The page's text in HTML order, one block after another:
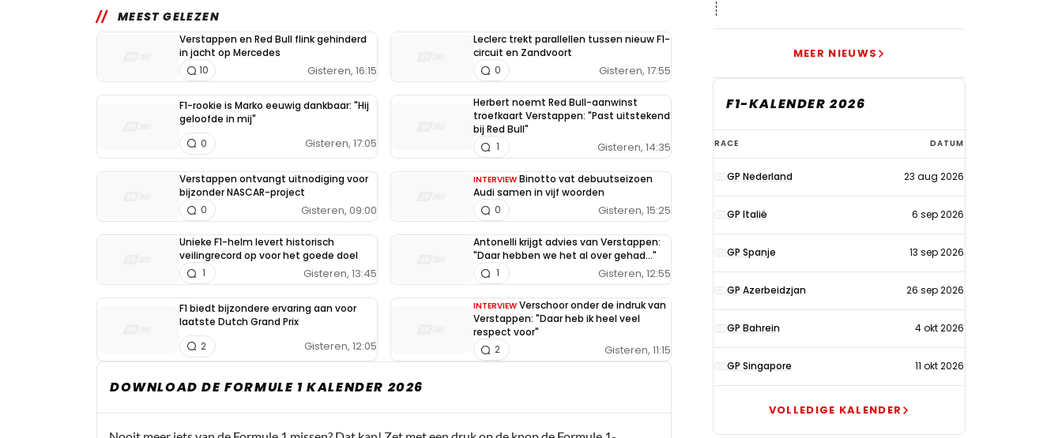
MEEST GELEZEN
Verstappen en Red Bull flink gehinderd
in jacht op Mercedes
Gisteren, 16:15
10
Leclerc trekt parallellen tussen nieuw F1-
circuit en Zandvoort
Gisteren, 17:55
0
F1-rookie is Marko eeuwig dankbaar: "Hij
geloofde in mij"
Gisteren, 17:05
0
Herbert noemt Red Bull-aanwinst
troefkaart Verstappen: "Past uitstekend
bij Red Bull"
Gisteren, 14:35
1
Verstappen ontvangt uitnodiging voor
bijzonder NASCAR-project
Gisteren, 09:00
0
INTERVIEW Binotto vat debuutseizoen
Audi samen in vijf woorden
Gisteren, 15:25
0
Unieke F1-helm levert historisch
veilingrecord op voor het goede doel
Gisteren, 13:45
1
Antonelli krijgt advies van Verstappen:
"Daar hebben we het al over gehad..."
Gisteren, 12:55
1
F1 biedt bijzondere ervaring aan voor
laatste Dutch Grand Prix
Gisteren, 12:05
2
INTERVIEW Verschoor onder de indruk van
Verstappen: "Daar heb ik heel veel
respect voor"
Gisteren, 11:15
2
DOWNLOAD DE FORMULE 1 KALENDER 2026
MEER NIEUWS
F1-KALENDER 2026
F1-
kalender
2026
RACE DATUM
GP Nederland 23 aug 2026
GP Italië 6 sep 2026
GP Spanje 13 sep 2026
GP Azerbeidzjan 26 sep 2026
GP Bahrein 4 okt 2026
GP Singapore 11 okt 2026
VOLLEDIGE KALENDER